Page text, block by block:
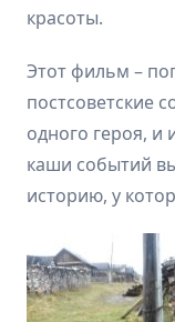
красоты.
Этот фильм –
постсоветские
одного героя, и
каши событий
историю, у